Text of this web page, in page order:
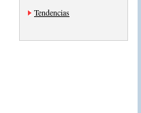
Tendencias